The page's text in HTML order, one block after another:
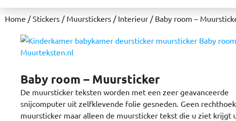
Home /Stickers / Muurstickers / Interieur / Baby room –
Baby room – Muursticker
De muursticker teksten worden met een zeer geavanceerde
snijcomputer uit zelfklevende folie gesneden. Geen
muursticker maar alleen de muursticker tekst die u ziet krijgt